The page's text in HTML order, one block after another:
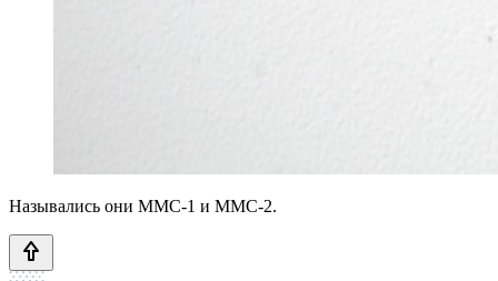
Назывались они MMC-1 и MMC-2.